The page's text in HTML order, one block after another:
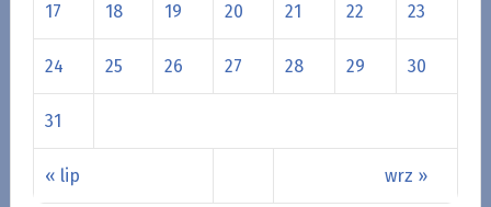
« lip wrz »
17 18 19 20 21 22 23
24 25 26 27 28 29 30
31